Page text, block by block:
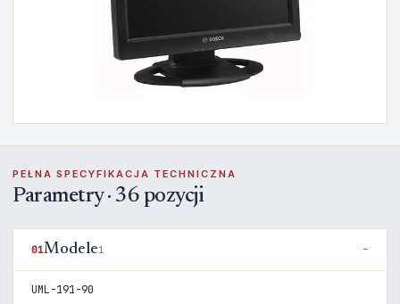
PEŁNA SPECYFIKACJA TECHNICZNA
Parametry · 36 pozycji
01Modele1
UML-191-90